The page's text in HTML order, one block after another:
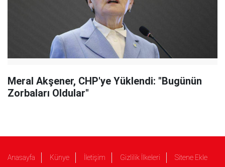
Meral Akşener, CHP'ye Yüklendi: "Bugünün
Zorbaları Oldular"
Anasayfa Künye İletişim Gizlilik İlkeleri Sitene Ekle